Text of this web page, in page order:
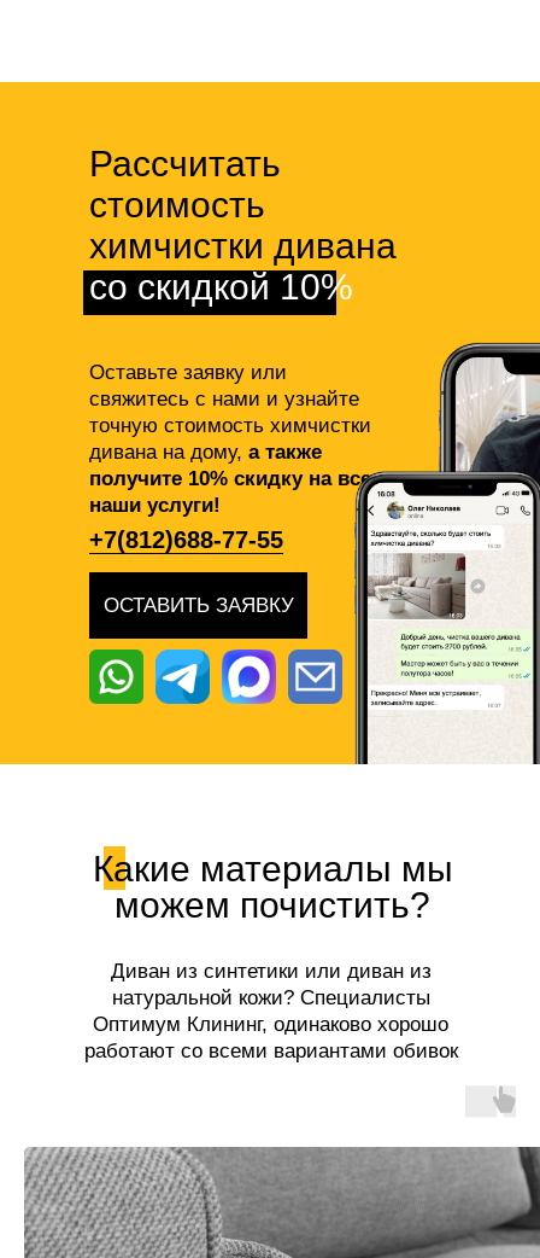
Оставьте заявку или
свяжитесь с нами и узнайте
точную стоимость химчистки
дивана на дому, а также
получите 10% скидку на все
наши услуги!
Рассчитать
стоимость
химчистки дивана
со скидкой 10%
ОСТАВИТЬ ЗАЯВКУ
+7(812)688-77-55
Какие материалы мы
можем почистить?
Диван из синтетики или диван из
натуральной кожи? Специалисты
Оптимум Клининг, одинаково хорошо
работают со всеми вариантами обивок